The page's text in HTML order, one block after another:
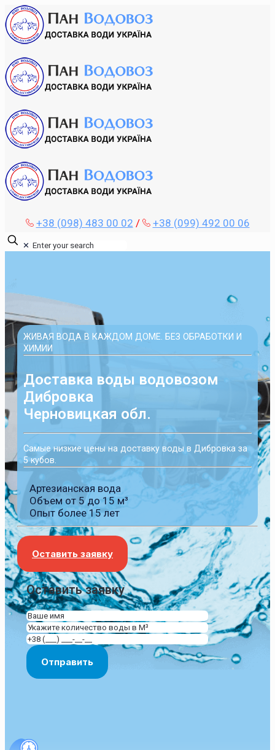
+38 (098) 483 00 02 / +38 (099) 492 00 06
✕
ЖИВАЯ ВОДА В КАЖДОМ ДОМЕ. БЕЗ ОБРАБОТКИ И
ХИМИИ
Доставка воды водовозом
Дибровка
Черновицкая обл.
Самые низкие цены на доставку воды в Дибровка за
5 кубов.
Артезианская вода
Объем от 5 до 15 м³
Опыт более 15 лет
Оставить заявку
Оставить заявку